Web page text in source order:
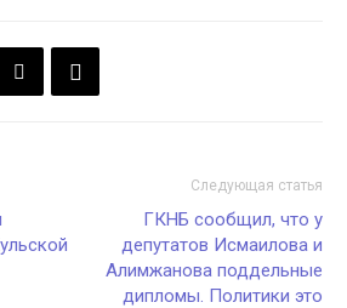
Следующая статья
ГКНБ сообщил, что у
депутатов Исмаилова и
Алимжанова поддельные
дипломы. Политики это